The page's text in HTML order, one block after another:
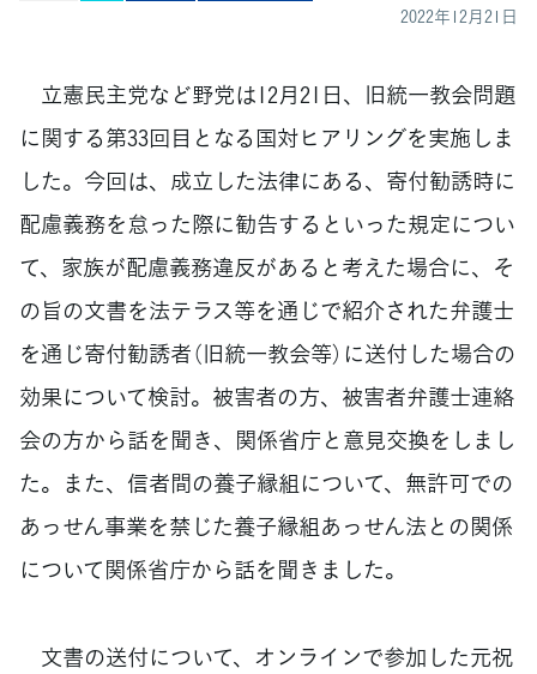
2022年12月21日
立憲民主党など野党は12月21日、旧統一教会問題
に関する第33回目となる国対ヒアリングを実施しま
した。今回は、成立した法律にある、寄付勧誘時に
配慮義務を怠った際に勧告するといった規定につい
て、家族が配慮義務違反があると考えた場合に、そ
の旨の文書を法テラス等を通じで紹介された弁護士
を通じ寄付勧誘者（旧統一教会等）に送付した場合の
効果について検討。被害者の方、被害者弁護士連絡
会の方から話を聞き、関係省庁と意見交換をしまし
た。また、信者間の養子縁組について、無許可での
あっせん事業を禁じた養子縁組あっせん法との関係
について関係省庁から話を聞きました。
文書の送付について、オンラインで参加した元祝